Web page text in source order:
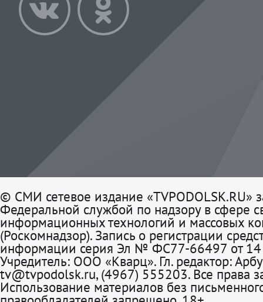
© СМИ сетевое издание «TVPODOLSK.RU»
Федеральной службой по надзору в сфере
информационных технологий и массовых
(Роскомнадзор). Запись о регистрации
информации серия Эл № ФС77-66497 от 14
Учредитель: ООО «Кварц». Гл. редактор:
tv@tvpodolsk.ru, (4967) 555203. Все права
Использование материалов без